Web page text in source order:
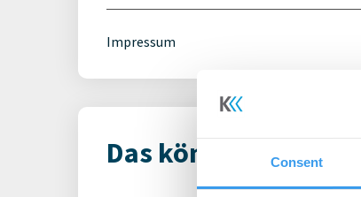
Consent
Impressum
Das könnte Dich